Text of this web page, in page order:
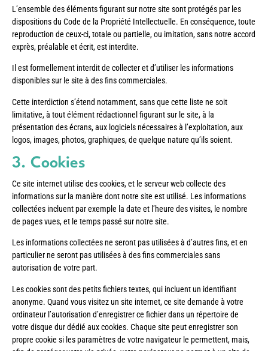
L’ensemble des éléments figurant sur notre site sont protégés par les
dispositions du Code de la Propriété Intellectuelle. En conséquence, toute
reproduction de ceux-ci, totale ou partielle, ou imitation, sans notre accord
exprès, préalable et écrit, est interdite.
Il est formellement interdit de collecter et d’utiliser les informations
disponibles sur le site à des fins commerciales.
Cette interdiction s’étend notamment, sans que cette liste ne soit
limitative, à tout élément rédactionnel figurant sur le site, à la
présentation des écrans, aux logiciels nécessaires à l’exploitation, aux
logos, images, photos, graphiques, de quelque nature qu’ils soient.
3. Cookies
Ce site internet utilise des cookies, et le serveur web collecte des
informations sur la manière dont notre site est utilisé. Les informations
collectées incluent par exemple la date et l’heure des visites, le nombre
de pages vues, et le temps passé sur notre site.
Les informations collectées ne seront pas utilisées à d’autres fins, et en
particulier ne seront pas utilisées à des fins commerciales sans
autorisation de votre part.
Les cookies sont des petits fichiers textes, qui incluent un identifiant
anonyme. Quand vous visitez un site internet, ce site demande à votre
ordinateur l’autorisation d’enregistrer ce fichier dans un répertoire de
votre disque dur dédié aux cookies. Chaque site peut enregistrer son
propre cookie si les paramètres de votre navigateur le permettent, mais,